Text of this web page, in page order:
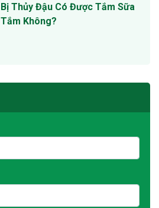
Bị Thủy Đậu Có Được Tắm Sữa
Tắm Không?